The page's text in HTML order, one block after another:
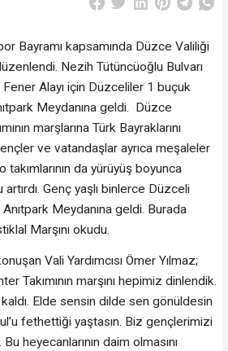
Bayramı kapsamında Düzce Valiliği
Nezih Tütüncüoğlu Bulvarı
Fener Alayı için Düzceliler 1 buçuk
Meydanına geldi. Düzce
marşlarına Türk Bayraklarını
ve vatandaşlar ayrıca meşaleler
takımlarının da yürüyüş boyunca
artırdı. Genç yaşlı binlerce Düzceli
Meydanına geldi. Burada
Marşını okudu.
Vali Yardımcısı Ömer Yılmaz;
Takımının marşını hepimiz dinlendik.
Elde sensin dilde sen gönüldesin
fethettiği yaştasın. Biz gençlerimizi
heyecanlarının daim olmasını